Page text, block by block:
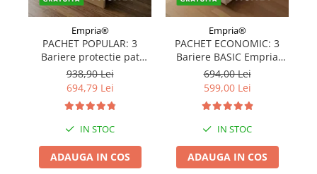
Empria®
PACHET POPULAR: 3
Bariere protectie pat
copii, SELECT, 160x200
cm
938,90 Lei
694,79 Lei
IN STOC
ADAUGA IN COS
Empria®
PACHET ECONOMIC: 3
Bariere BASIC Empria
protectie pat 160X200 cm
+ bara stabilizatoare
694,00 Lei
599,00 Lei
IN STOC
ADAUGA IN COS